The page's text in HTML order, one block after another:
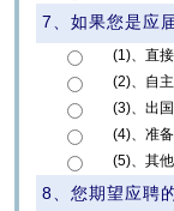
7、如果您是应
(1)、直
(2)、自
(3)、出
(4)、准
(5)、其他
8、您期望应聘